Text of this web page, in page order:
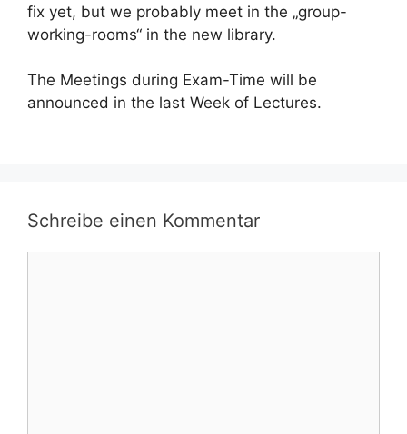
fix yet, but we probably meet in the „group-
working-rooms“ in the new library.
The Meetings during Exam-Time will be
announced in the last Week of Lectures.
Schreibe einen Kommentar